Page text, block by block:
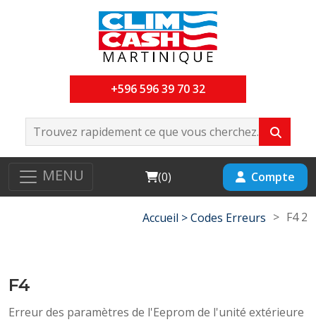
+596 596 39 70 32
MENU Cart
(0) Compte
Accueil >Codes Erreurs > F4 2
F4
Erreur des paramètres de l'Eeprom de l'unité extérieure